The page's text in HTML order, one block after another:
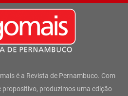
é a Revista de Pernambuco. Com
propositivo, produzimos uma edição